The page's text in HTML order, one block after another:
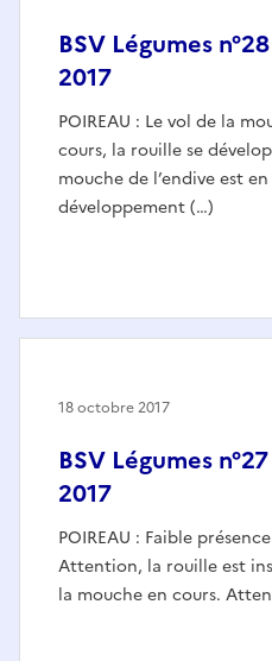
BSV Légumes
2017
POIREAU : Le vol de la
cours, la rouille se
mouche de l’endive est
développement (…)
BSV Légumes
2017
POIREAU : Faible
Attention, la rouille est
la mouche en cours.
18 octobre 2017